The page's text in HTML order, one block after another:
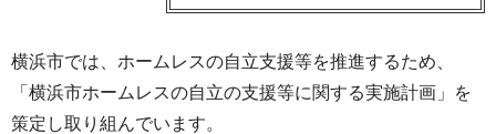
横浜市では、ホームレスの自立支援等を推進するため、
「横浜市ホームレスの自立の支援等に関する実施計画」を
策定し取り組んでいます。